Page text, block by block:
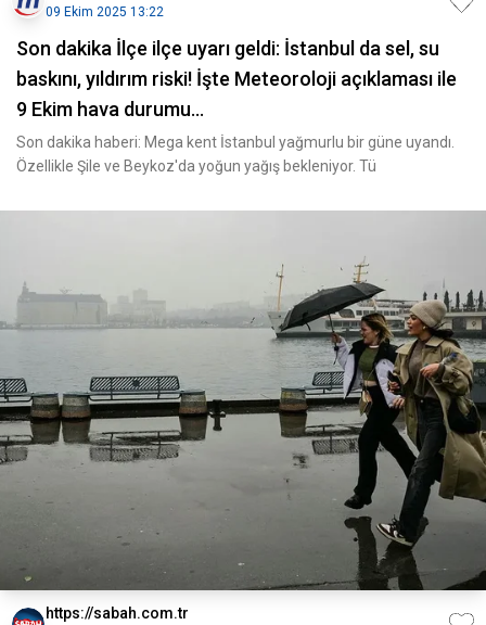
09 Ekim 2025 13:22
Son dakika İlçe ilçe uyarı geldi: İstanbul da sel, su
baskını, yıldırım riski! İşte Meteoroloji açıklaması ile
9 Ekim hava durumu...
Son dakika haberi: Mega kent İstanbul yağmurlu bir güne uyandı.
Özellikle Şile ve Beykoz'da yoğun yağış bekleniyor. Tü
https://sabah.com.tr